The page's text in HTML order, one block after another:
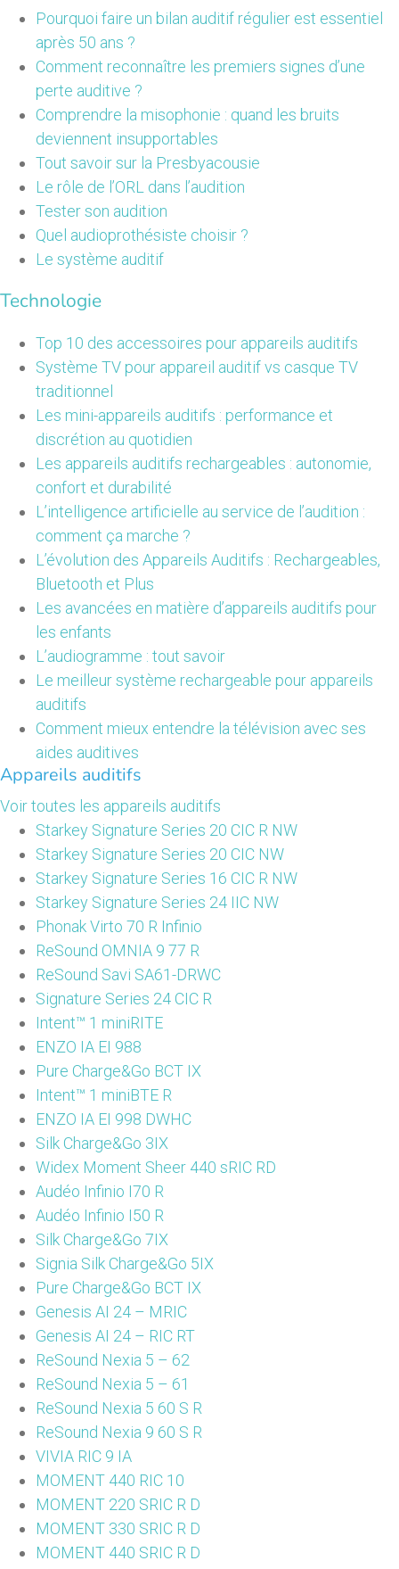
Pourquoi faire un bilan auditif régulier est essentiel
après 50 ans ?
Comment reconnaître les premiers signes d’une
perte auditive ?
Comprendre la misophonie : quand les bruits
deviennent insupportables
Tout savoir sur la Presbyacousie
Le rôle de l’ORL dans l’audition
Tester son audition
Quel audioprothésiste choisir ?
Le système auditif
Technologie
Top 10 des accessoires pour appareils auditifs
Système TV pour appareil auditif vs casque TV
traditionnel
Les mini-appareils auditifs : performance et
discrétion au quotidien
Les appareils auditifs rechargeables : autonomie,
confort et durabilité
L’intelligence artificielle au service de l’audition :
comment ça marche ?
L’évolution des Appareils Auditifs : Rechargeables,
Bluetooth et Plus
Les avancées en matière d’appareils auditifs pour
les enfants
L’audiogramme : tout savoir
Le meilleur système rechargeable pour appareils
auditifs
Comment mieux entendre la télévision avec ses
aides auditives
Appareils auditifs
Voir toutes les appareils auditifs
Starkey Signature Series 20 CIC R NW
Starkey Signature Series 20 CIC NW
Starkey Signature Series 16 CIC R NW
Starkey Signature Series 24 IIC NW
Phonak Virto 70 R Infinio
ReSound OMNIA 9 77 R
ReSound Savi SA61-DRWC
Signature Series 24 CIC R
Intent™ 1 miniRITE
ENZO IA EI 988
Pure Charge&Go BCT IX
Intent™ 1 miniBTE R
ENZO IA EI 998 DWHC
Silk Charge&Go 3IX
Widex Moment Sheer 440 sRIC RD
Audéo Infinio I70 R
Audéo Infinio I50 R
Silk Charge&Go 7IX
Signia Silk Charge&Go 5IX
Pure Charge&Go BCT IX
Genesis AI 24 – MRIC
Genesis AI 24 – RIC RT
ReSound Nexia 5 – 62
ReSound Nexia 5 – 61
ReSound Nexia 5 60 S R
ReSound Nexia 9 60 S R
VIVIA RIC 9 IA
MOMENT 440 RIC 10
MOMENT 220 SRIC R D
MOMENT 330 SRIC R D
MOMENT 440 SRIC R D